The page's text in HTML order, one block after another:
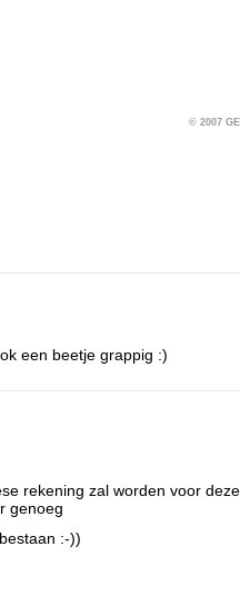
© 2007
een beetje grappig :)
rekening zal worden voor
genoeg
:-))